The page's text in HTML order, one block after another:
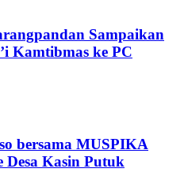
Sampaikan
Kamtibmas ke PC
bersama MUSPIKA
Desa Kasin Putuk